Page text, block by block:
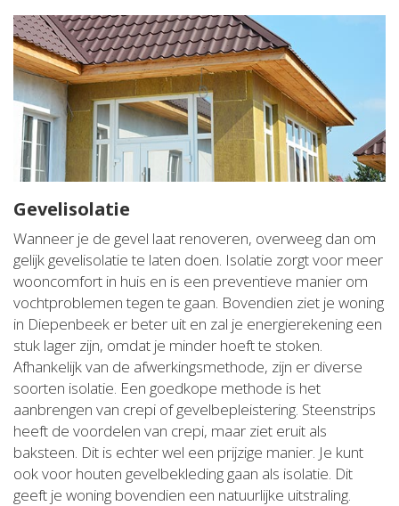
Gevelisolatie
Wanneer je de gevel laat renoveren, overweeg dan om
gelijk gevelisolatie te laten doen. Isolatie zorgt voor meer
wooncomfort in huis en is een preventieve manier om
vochtproblemen tegen te gaan. Bovendien ziet je woning
in Diepenbeek er beter uit en zal je energierekening een
stuk lager zijn, omdat je minder hoeft te stoken.
Afhankelijk van de afwerkingsmethode, zijn er diverse
soorten isolatie. Een goedkope methode is het
aanbrengen van crepi of gevelbepleistering. Steenstrips
heeft de voordelen van crepi, maar ziet eruit als
baksteen. Dit is echter wel een prijzige manier. Je kunt
ook voor houten gevelbekleding gaan als isolatie. Dit
geeft je woning bovendien een natuurlijke uitstraling.